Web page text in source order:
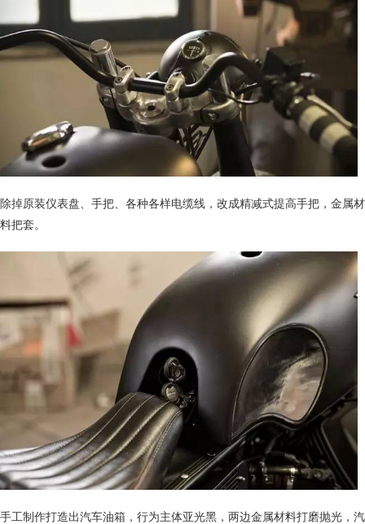
除掉原装仪表盘、手把、各种各样电缆线，改成精减式提高手把，金属材
料把套。
手工制作打造出汽车油箱，行为主体亚光黑，两边金属材料打磨抛光，汽